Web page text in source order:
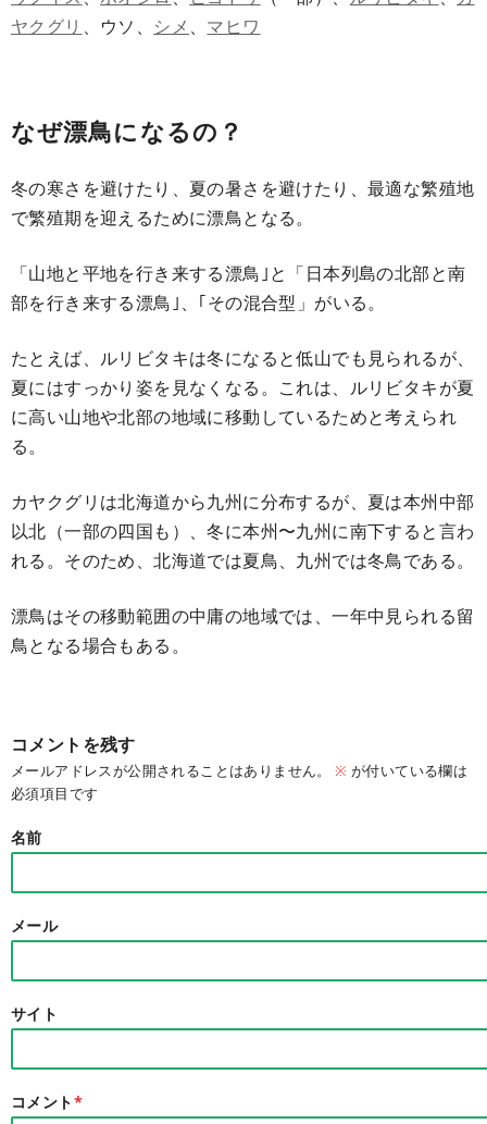
ヤクグリ 、ウソ、 シメ 、 マヒワ
なぜ漂鳥になるの？
冬の寒さを避けたり、夏の暑さを避けたり、最適な繁殖地
で繁殖期を迎えるために漂鳥となる。
「山地と平地を行き来する漂鳥｣と「日本列島の北部と南
部を行き来する漂鳥｣、｢その混合型」がいる。
たとえば、ルリビタキは冬になると低山でも見られるが、
夏にはすっかり姿を見なくなる。これは、ルリビタキが夏
に高い山地や北部の地域に移動しているためと考えられ
る。
カヤクグリは北海道から九州に分布するが、夏は本州中部
以北（一部の四国も）、冬に本州〜九州に南下すると言わ
れる。そのため、北海道では夏鳥、九州では冬鳥である。
漂鳥はその移動範囲の中庸の地域では、一年中見られる留
鳥となる場合もある。
コメントを残す
メールアドレスが公開されることはありません。 ※ が付いている欄は
必須項目です
名前
メール
サイト
コメント*